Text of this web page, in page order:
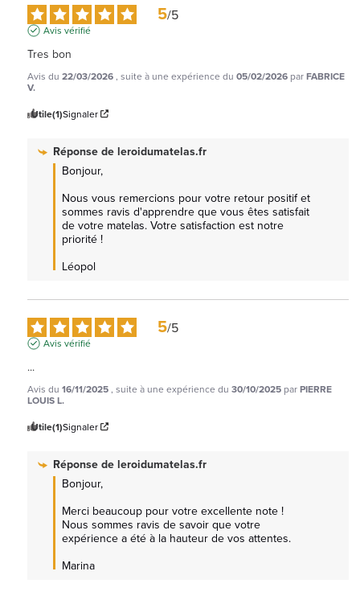
5/5
Avis vérifié
Tres bon
Avis du 22/03/2026, suite à une expérience du 05/02/2026 parFABRICE
V.
Utile(1)Signaler
Réponse deleroidumatelas.fr
Bonjour,
Nous vous remercions pour votre retour positif et
sommes ravis d'apprendre que vous êtes satisfait
de votre matelas. Votre satisfaction est notre
priorité !
Léopol
5/5
Avis vérifié
...
Avis du 16/11/2025, suite à une expérience du 30/10/2025 parPIERRE
LOUIS L.
Utile(1)Signaler
Réponse deleroidumatelas.fr
Bonjour,
Merci beaucoup pour votre excellente note !
Nous sommes ravis de savoir que votre
expérience a été à la hauteur de vos attentes.
Marina